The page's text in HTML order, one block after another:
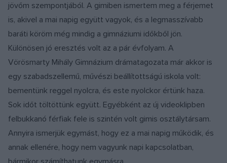
jövőm szempontjából. A gimiben ismertem meg a férjemet
is, akivel a mai napig együtt vagyok, és a legmasszívabb
baráti köröm még mindig a gimnáziumi időkből jön.
Különösen jó eresztés volt az a pár évfolyam. A
Vörösmarty Mihály Gimnázium drámatagozata már akkor is
egy szabadszellemű, művészi beállítottságú iskola volt:
bementünk reggel nyolcra, és este nyolckor értünk haza.
Sok időt töltöttünk együtt. Egyébként az új videoklipben
felbukkanó férfiak fele is szintén volt gimis osztálytársam.
Annyira ismerjük egymást, hogy ez a mai napig működik, és
annak ellenére, hogy nem vagyunk napi kapcsolatban,